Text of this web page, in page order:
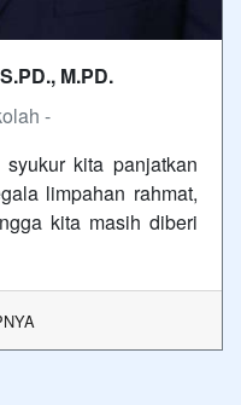
M.PD.
-
kita panjatkan
limpahan rahmat,
kita masih diberi